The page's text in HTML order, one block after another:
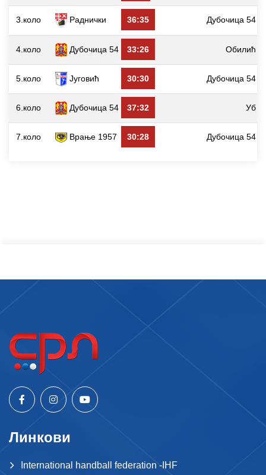
3.коло Раднички 36:35 Дубочица 54
4.коло Дубочица 54 33:26 Обилић
5.коло Југовић 30:30 Дубочица 54
6.коло Дубочица 54 37:32 Уб
7.коло Врање 1957 30:28 Дубочица 54
Линкови
International handball federation -IHF